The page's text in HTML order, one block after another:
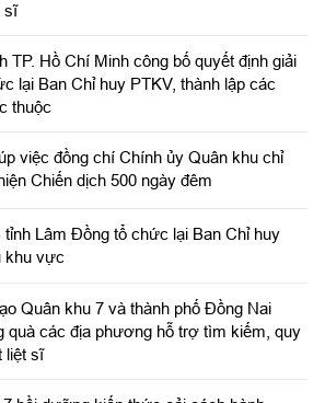
sĩ
TP. Hồ Chí Minh công bố quyết định giải
lại Ban Chỉ huy PTKV, thành lập các
thuộc
việc đồng chí Chính ủy Quân khu chỉ
Chiến dịch 500 ngày đêm
tỉnh Lâm Đồng tổ chức lại Ban Chỉ huy
khu vực
Quân khu 7 và thành phố Đồng Nai
quà các địa phương hỗ trợ tìm kiếm, quy
liệt sĩ